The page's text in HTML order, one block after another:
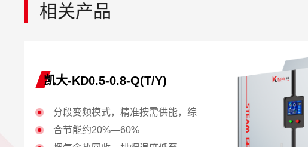
相关产品
凯大-KD0.5-0.8-Q(T/Y)
分段变频模式，精准按需供能，综
合节能约20%—60%